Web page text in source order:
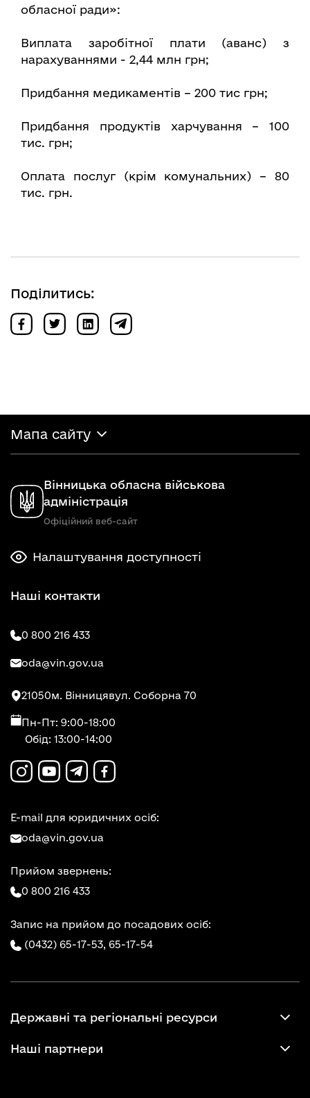
обласної ради»:
Виплата заробітної плати (аванс) з
нарахуваннями - 2,44 млн грн;
Придбання медикаментів – 200 тис грн;
Придбання продуктів харчування – 100
тис. грн;
Оплата послуг (крім комунальних) – 80
тис. грн.
Поділитись:
Мапа сайту
Вінницька обласна військова
адміністрація
Офіційний веб-сайт
Налаштування доступності
Наші контакти
0 800 216 433
oda@vin.gov.ua
21050м. Вінницявул. Соборна 70
Пн-Пт: 9:00-18:00
Обід: 13:00-14:00
E-mail для юридичних осіб:
oda@vin.gov.ua
Прийом звернень:
0 800 216 433
Запис на прийом до посадових осіб:
(0432) 65-17-53, 65-17-54
Державні та регіональні ресурси
Наші партнери